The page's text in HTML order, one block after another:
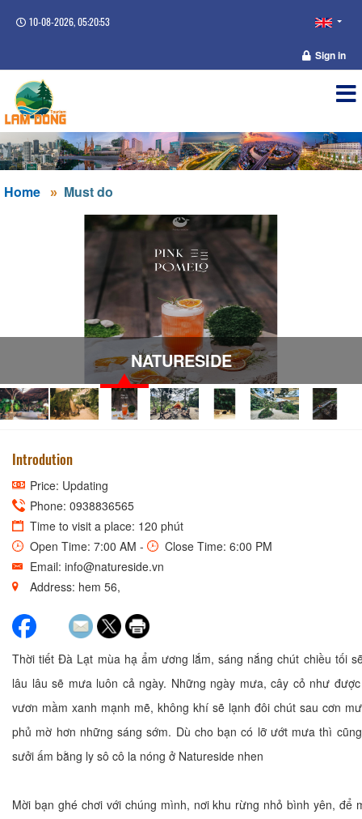
10-08-2026, 05:20:53
Sign in
Home Must do
NATURESIDE
Introdution
Price: Updating
Phone: 0938836565
Time to visit a place: 120 phút
Open Time: 7:00 AM -
Close Time: 6:00 PM
Email: info@natureside.vn
Address: hem 56,
Thời tiết Đà Lạt mùa hạ ẩm ương lắm, sáng nắng chút chiều tối
lâu lâu sẽ mưa luôn cả ngày. Những ngày mưa, cây cỏ như
vươn mầm xanh mạnh mẽ, không khí sẽ lạnh đôi chút sau cơn
phủ mờ hơn những sáng sớm. Dù cho bạn có lỡ ướt mưa thì
sưởi ấm bằng ly sô cô la nóng ở Natureside nhen
Mời bạn ghé chơi với chúng mình, nơi khu rừng nhỏ bình yên, để